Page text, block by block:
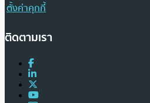
ตั้งค่าคุกกี้
ติดตามเรา